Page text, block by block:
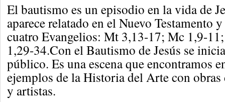
El bautismo es un episodio en la vida de
aparece relatado en el Nuevo Testamento
cuatro Evangelios: Mt 3,13-17; Mc 1,9-
1,29-34.Con el Bautismo de Jesús se
público. Es una escena que encontramos
ejemplos de la Historia del Arte con obras
y artistas.